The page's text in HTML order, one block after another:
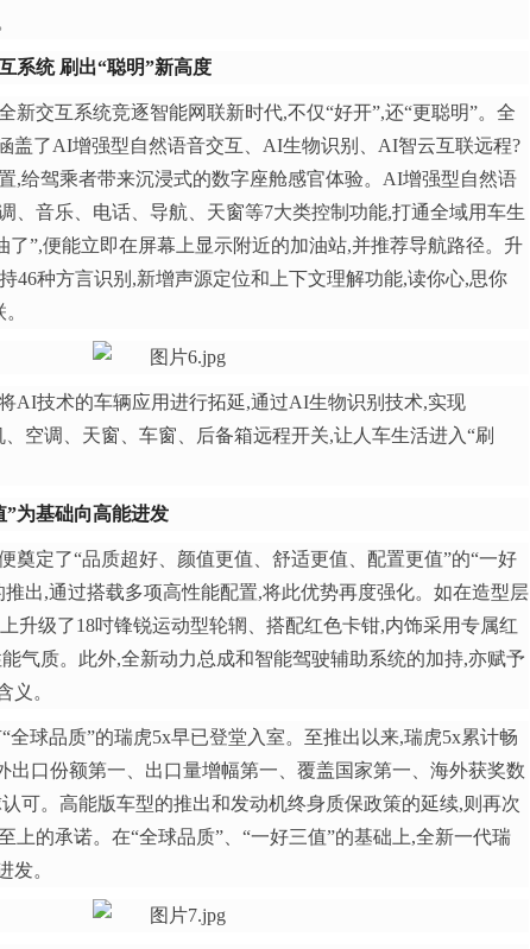
系统 刷出“聪明”新高度
新交互系统竞逐智能网联新时代,不仅“好开”,还“更聪明”。全
盖了AI增强型自然语音交互、AI生物识别、AI智云互联远程?
,给驾乘者带来沉浸式的数字座舱感官体验。AI增强型自然语
、音乐、电话、导航、天窗等7大类控制功能,打通全域用车生
了”,便能立即在屏幕上显示附近的加油站,并推荐导航路径。升
46种方言识别,新增声源定位和上下文理解功能,读你心,思你
AI技术的车辆应用进行拓延,通过AI生物识别技术,实现
空调、天窗、车窗、后备箱远程开关,让人车生活进入“刷
”为基础向高能进发
奠定了“品质超好、颜值更值、舒适更值、配置更值”的“一好
出,通过搭载多项高性能配置,将此优势再度强化。如在造型层
升级了18吋锋锐运动型轮辋、搭配红色卡钳,内饰采用专属红
气质。此外,全新动力总成和智能驾驶辅助系统的加持,亦赋予
义。
全球品质”的瑞虎5x早已登堂入室。至推出以来,瑞虎5x累计畅
出口份额第一、出口量增幅第一、覆盖国家第一、海外获奖数
可。高能版车型的推出和发动机终身质保政策的延续,则再次
上的承诺。在“全球品质”、“一好三值”的基础上,全新一代瑞
发。